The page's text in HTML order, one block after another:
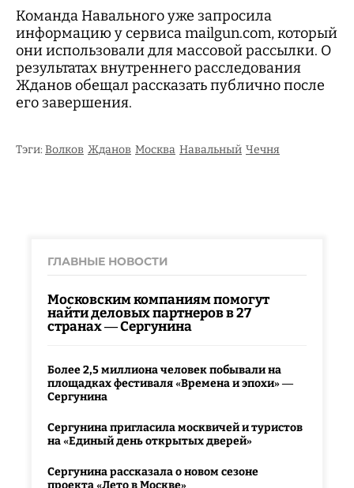
Команда Навального уже запросила
информацию у сервиса mailgun.com, который
они использовали для массовой рассылки. О
результатах внутреннего расследования
Жданов обещал рассказать публично после
его завершения.
Тэги: Волков Жданов Москва Навальный Чечня
ГЛАВНЫЕ НОВОСТИ
Московским компаниям помогут
найти деловых партнеров в 27
странах — Сергунина
Более 2,5 миллиона человек побывали на
площадках фестиваля «Времена и эпохи» —
Сергунина
Сергунина пригласила москвичей и туристов
на «Единый день открытых дверей»
Сергунина рассказала о новом сезоне
проекта «Лето в Москве»